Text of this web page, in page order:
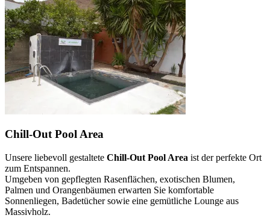
Chill-Out Pool Area
Unsere liebevoll gestaltete Chill-Out Pool Area ist der perfekte Ort
zum Entspannen.
Umgeben von gepflegten Rasenflächen, exotischen Blumen,
Palmen und Orangenbäumen erwarten Sie komfortable
Sonnenliegen, Badetücher sowie eine gemütliche Lounge aus
Massivholz.